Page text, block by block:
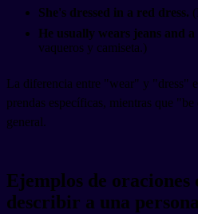
She's dressed in a red dress.
He usually wears jeans and
vaqueros y camiseta.)
La diferencia entre "wear" y "dress"
prendas específicas, mientras que
general.
Ejemplos de oraciones
describir a una